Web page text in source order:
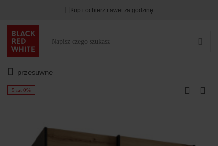
Kup i odbierz nawet za godzinę
przesuwne
5 rat 0%